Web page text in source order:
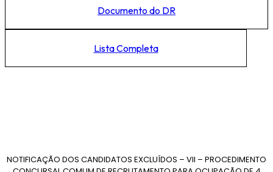
Documento do DR
Lista Completa
NOTIFICAÇÃO DOS CANDIDATOS EXCLUÍDOS – VII – PROCEDIMENTO